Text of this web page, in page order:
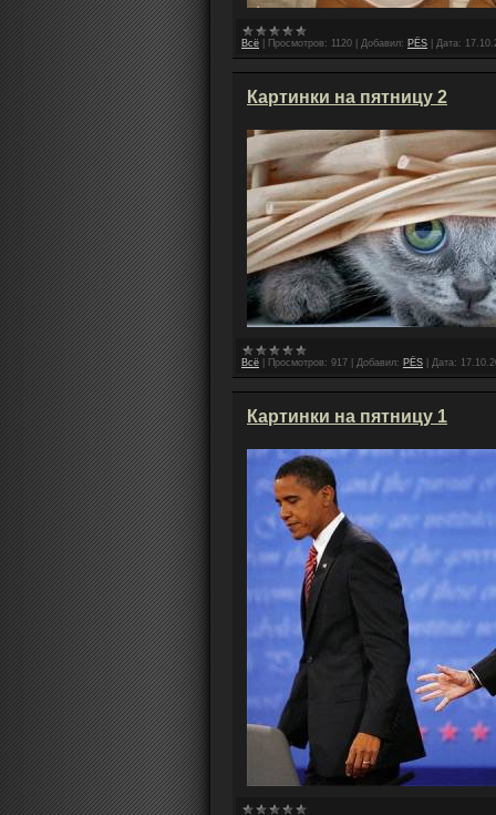
Всё Просмотров: 1120 Добавил: PЁS Дата:
Картинки на пятницу 2
Всё Просмотров: 917 Добавил: PЁS Дата:
Картинки на пятницу 1